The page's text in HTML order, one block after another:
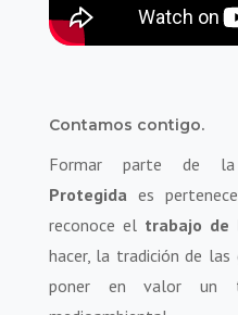
Contamos contigo.
Formar parte de
Protegida es
reconoce el trabajo de
hacer, la tradición de las
poner en valor un